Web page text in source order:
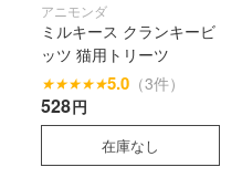
アニモンダ
ミルキース クランキービ
ッツ 猫用トリーツ
★★★★★5.0 （3件）
528円
在庫なし